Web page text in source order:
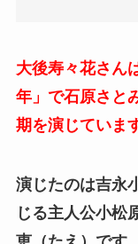
大後寿々花さん
年」で石原さと
期を演じていま
演じたのは吉永
じる主人公小松